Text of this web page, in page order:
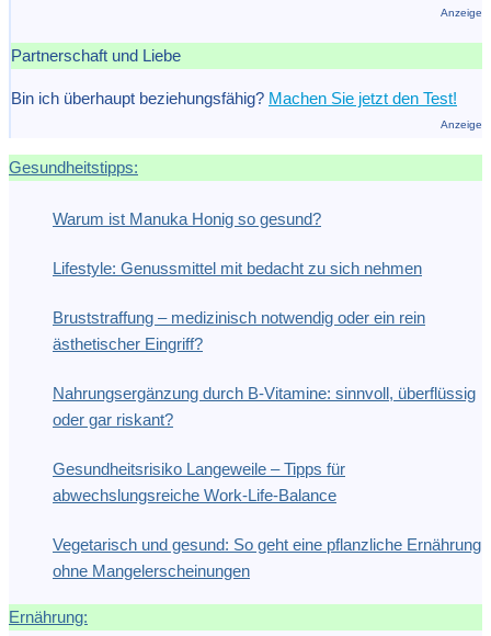
Anzeige
Partnerschaft und Liebe
Bin ich überhaupt beziehungsfähig? Machen Sie jetzt den Test!
Anzeige
Gesundheitstipps:
Warum ist Manuka Honig so gesund?
Lifestyle: Genussmittel mit bedacht zu sich nehmen
Bruststraffung – medizinisch notwendig oder ein rein
ästhetischer Eingriff?
Nahrungsergänzung durch B-Vitamine: sinnvoll, überflüssig
oder gar riskant?
Gesundheitsrisiko Langeweile – Tipps für
abwechslungsreiche Work-Life-Balance
Vegetarisch und gesund: So geht eine pflanzliche Ernährung
ohne Mangelerscheinungen
Ernährung: